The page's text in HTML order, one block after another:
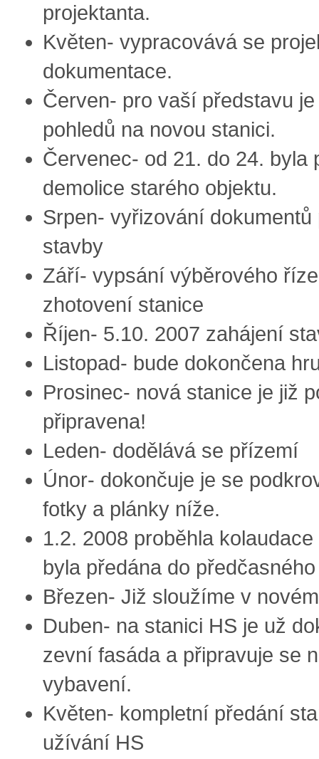
projektanta.
Květen- vypracovává se
dokumentace.
Červen- pro vaší představu
pohledů na novou stanici.
Červenec- od 21. do 24. byla
demolice starého objektu.
Srpen- vyřizování dokumentů
stavby
Září- vypsání výběrového
zhotovení stanice
Říjen- 5.10. 2007 zahájení
Listopad- bude dokončena
Prosinec- nová stanice je již
připravena!
Leden- dodělává se přízemí
Únor- dokončuje je se
fotky a plánky níže.
1.2. 2008 proběhla
byla předána do
Březen- Již sloužíme v novém
Duben- na stanici HS je už
zevní fasáda a připravuje se
vybavení.
Květen- kompletní předání
užívání HS